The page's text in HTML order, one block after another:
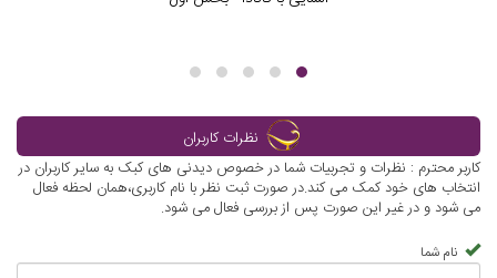
نظرات کاربران
کاربر محترم : نظرات و تجربیات شما در خصوص دیدنی های کبک به سایر کاربران در
انتخاب های خود کمک می کند.در صورت ثبت نظر با نام کاربری،همان لحظه فعال
می شود و در غیر این صورت پس از بررسی فعال می شود.
نام شما